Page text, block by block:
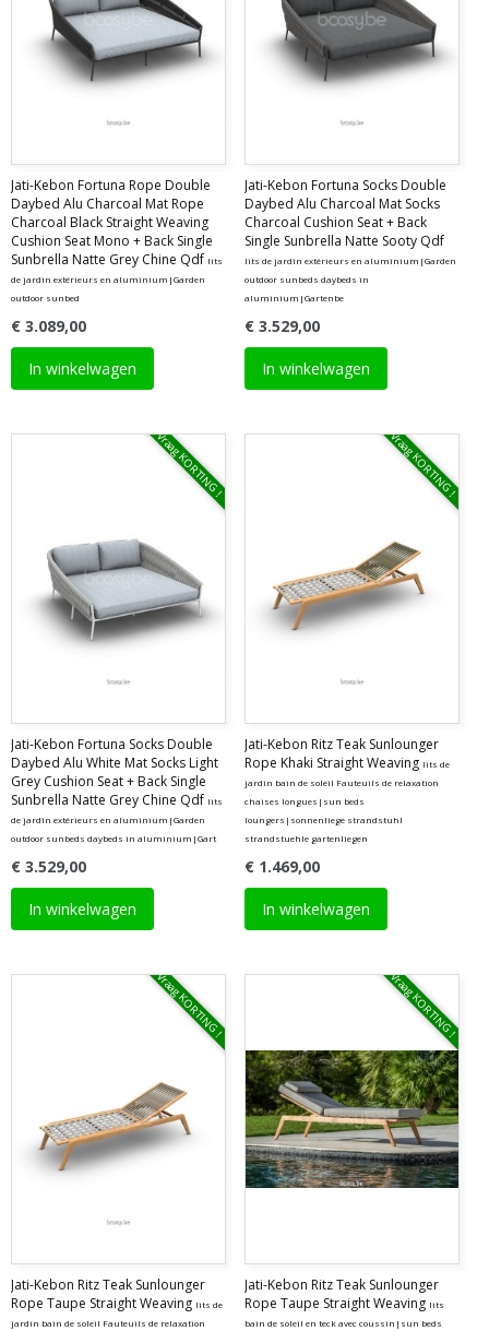
Jati-Kebon Fortuna Rope Double
Daybed Alu Charcoal Mat Rope
Charcoal Black Straight Weaving
Cushion Seat Mono + Back Single
Sunbrella Natte Grey Chine Qdf lits
de jardin extérieurs en aluminium|Garden
outdoor sunbed
€ 3.089,00
In winkelwagen
Jati-Kebon Fortuna Socks Double
Daybed Alu Charcoal Mat Socks
Charcoal Cushion Seat + Back
Single Sunbrella Natte Sooty Qdf
lits de jardin extérieurs en aluminium|Garden
outdoor sunbeds daybeds in
aluminium|Gartenbe
€ 3.529,00
In winkelwagen
Vraag KORTING !
Jati-Kebon Fortuna Socks Double
Daybed Alu White Mat Socks Light
Grey Cushion Seat + Back Single
Sunbrella Natte Grey Chine Qdf lits
de jardin extérieurs en aluminium|Garden
outdoor sunbeds daybeds in aluminium|Gart
€ 3.529,00
In winkelwagen
Vraag KORTING !
Jati-Kebon Ritz Teak Sunlounger
Rope Khaki Straight Weaving lits de
jardin bain de soleil Fauteuils de relaxation
chaises longues|sun beds
loungers|sonnenliege strandstuhl
strandstuehle gartenliegen
€ 1.469,00
In winkelwagen
Vraag KORTING !
Jati-Kebon Ritz Teak Sunlounger
Rope Taupe Straight Weaving lits de
jardin bain de soleil Fauteuils de relaxation
Vraag KORTING !
Jati-Kebon Ritz Teak Sunlounger
Rope Taupe Straight Weaving lits
bain de soleil en teck avec coussin|sun beds